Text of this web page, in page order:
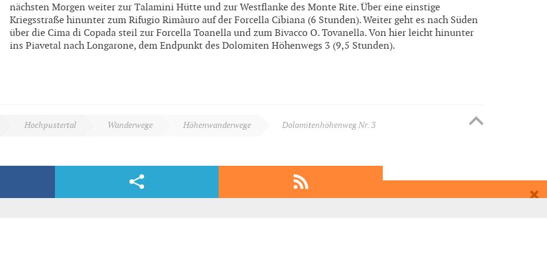
nächsten Morgen weiter zur Talamini Hütte und zur Westflanke des Monte Rite. Über eine einstige
Kriegsstraße hinunter zum Rifugio Rimàuro auf der Forcella Cibiana (6 Stunden). Weiter geht es nach Süden
über die Cima di Copada steil zur Forcella Toanella und zum Bivacco O. Tovanella. Von hier leicht hinunter
ins Piavetal nach Longarone, dem Endpunkt des Dolomiten Höhenwegs 3 (9,5 Stunden).
Hochpustertal Wanderwege Höhenwanderwege Dolomitenhöhenweg Nr. 3
dolomitenhoehenweg-nr-3